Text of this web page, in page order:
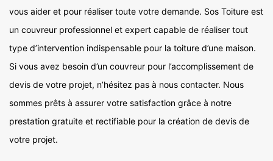
vous aider et pour réaliser toute votre demande. Sos Toiture est
un couvreur professionnel et expert capable de réaliser tout
type d’intervention indispensable pour la toiture d’une maison.
Si vous avez besoin d’un couvreur pour l’accomplissement de
devis de votre projet, n’hésitez pas à nous contacter. Nous
sommes prêts à assurer votre satisfaction grâce à notre
prestation gratuite et rectifiable pour la création de devis de
votre projet.